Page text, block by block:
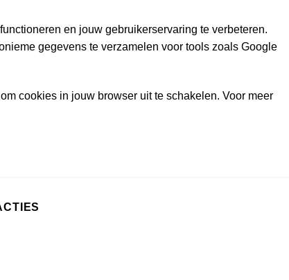
en jouw gebruikerservaring te verbeteren.
gegevens te verzamelen voor tools zoals Google
cookies in jouw browser uit te schakelen. Voor meer